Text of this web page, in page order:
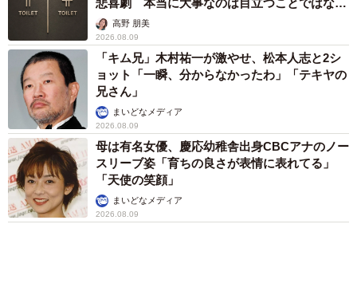
条件」については、「安定した収入・経済力」
（20.6％）、「素直・謙虚で学ぶ姿勢がある」
（19.4％）、「清潔感がある」（15.9％）が上位となって
います。
く…高野 朋美
2026.08.09
「キム兄」木村祐一が激やせ、松本人志と2シ
ョット「一瞬、分からなかったわ」「テキヤの
兄さん」
まいどなメディア
2026.08.09
母は有名女優、慶応幼稚舎出身CBCアナのノー
スリーブ姿「育ちの良さが表情に表れてる」
「天使の笑顔」
まいどなメディア
2026.08.09